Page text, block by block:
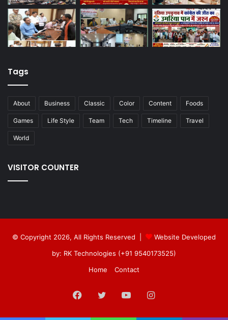
Tags
About Business Classic Color Content Foods
Games Life Style Team Tech Timeline Travel
World
VISITOR COUNTER
© Copyright 2026, All Rights Reserved |
Website Developed
by: RK Technologies (+91 9540173525)
Home
Contact
Facebook
Twitter YouTubeInstagram